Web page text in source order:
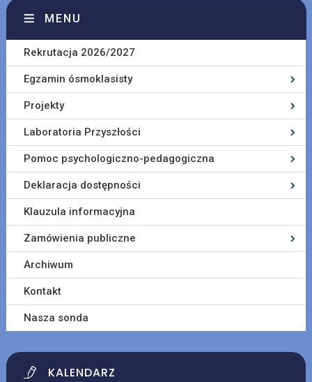
MENU
Rekrutacja 2026/2027
Egzamin ósmoklasisty
Projekty
Laboratoria Przyszłości
Pomoc psychologiczno-pedagogiczna
Deklaracja dostępności
Klauzula informacyjna
Zamówienia publiczne
Archiwum
Kontakt
Nasza sonda
KALENDARZ